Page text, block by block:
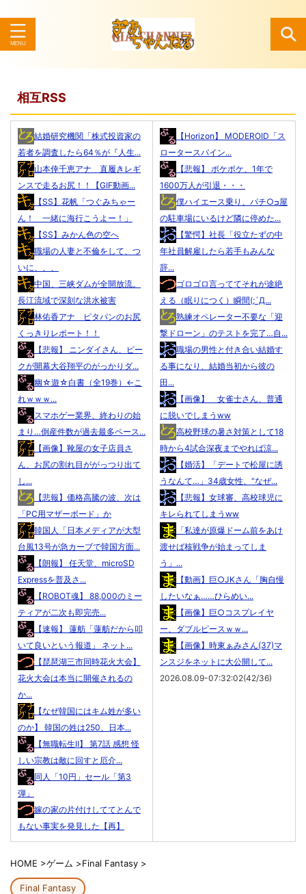
検索
相互RSS
結婚研究機関「株式投資家の
若者を調査したら64％が『人生...
山本倖千恵アナ 直履きレギ
ンスで走るお尻！！【GIF動画...
【SS】花帆「つぐみちゃー
ん！ 一緒に海行こうよー！」
【SS】みかん色の空へ
職場の人妻と不倫をして、つ
いに、、、
中国、三峡ダムが全開放流。
長江流域で深刻な洪水被害
林佑香アナ ピタパンのお尻
くっきりレポート！！
【悲報】 ニンダイさん、ピー
クが開幕大谷翔平のがっかりダ...
幽☆遊☆白書（全19巻）←こ
れｗｗｗ...
スマホゲー業界、終わりの始
まり…倒産件数が過去最多ペース...
【画像】靴屋の女子店員さ
ん、お尻の割れ目ががっつり出て
し...
【悲報】価格高騰の波、次は
「PC用マザーボード」か
韓国人「日本メディアが大型
台風13号が急カーブで韓国方面...
【朗報】 任天堂、microSD
Expressを普及さ...
【ROBOT魂】 88,000のミー
ティアが二次も即完売...
【速報】 蓮舫「蓮舫だから叩
いて良いという報道」 ネット...
【琵琶湖三市同時花火大会】
花火大会は本当に開催されるの
か...
【なぜ韓国にはキム姓が多い
のか】 韓国の姓は250、日本...
【無職転生Ⅱ】 第7話 感想 怪
しい宗教は敵に回すと厄介...
同人「10円」セール「第3
弾」
嫁の家の片付けしててとんで
もない事実を発見した【再】
【Horizon】 MODEROID「ス
ロータースパイン...
【悲報】 ポケポケ、1年で
1600万人が引退・・・
僕ハイエース乗り、パチ○ߏ屋
の駐車場にいるけど隣に停めた...
【驚愕】社長「役立たずの中
年社員解雇したら若手もみんな
辞...
ゴロゴロ言っててそれが途絶
える（眠りにつく）瞬間(;´Д...
熟練オペレーター不要な「迎
撃ドローン」のテストを完了…自...
職場の男性と付き合い結婚す
る事になり、結婚当初から彼の
田...
【画像】 女雀士さん、普通
に脱いでしまうww
高校野球の暑さ対策として18
時から4試合深夜までやれば涼...
【婚活】「デートで松屋に誘
うなんて…」34歳女性、“なぜ...
【悲報】女球審、高校球児に
キレられてしまうww
「私達が原爆ドーム前をあけ
渡せば核戦争が始まってしま
う」...
【動画】巨○JKさん「胸自慢
したいなぁ……ひらめい...
【画像】巨○コスプレイヤ
ー、ダブルピースｗｗ...
【画像】時東ぁみさん(37)マ
ンスジをネットに大公開して...
2026.08.09-07:32:02(42/36)
HOME >ゲーム >Final Fantasy >
Final Fantasy